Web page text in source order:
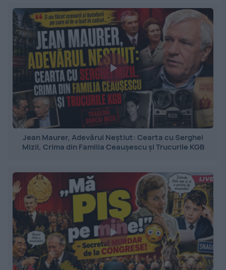
Jean Maurer, Adevărul Neștiut: Cearta cu Serghei
Mizil, Crima din Familia Ceaușescu și Trucurile KGB